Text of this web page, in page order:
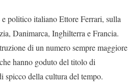
politico italiano Ettore Ferrari, sulla
Danimarca, Inghilterra e Francia.
di un numero sempre maggiore
hanno goduto del titolo di
spicco della cultura del tempo.